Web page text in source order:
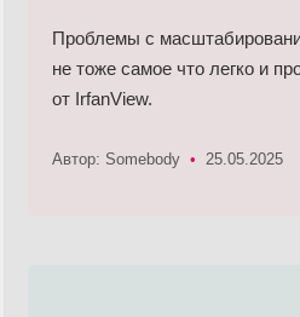
Проблемы с
не тоже самое что легко и
от IrfanView.
Автор: Somebody • 25.05.2025